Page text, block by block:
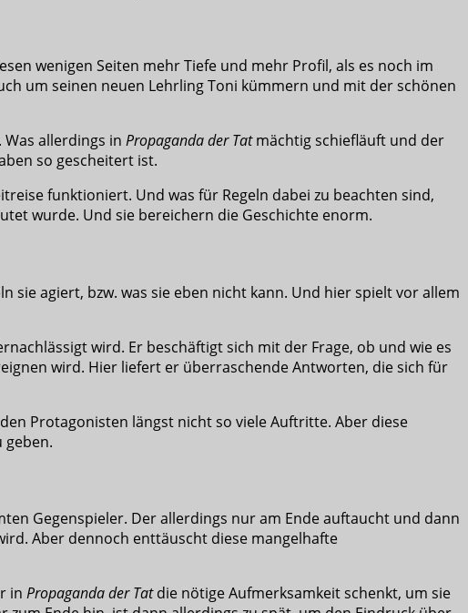
wenigen Seiten mehr Tiefe und mehr Profil, als es noch im
um seinen neuen Lehrling Toni kümmern und mit der schönen
allerdings in Propaganda der Tatmächtig schiefläuft und der
so gescheitert ist.
funktioniert. Und was für Regeln dabei zu beachten sind,
wurde. Und sie bereichern die Geschichte enorm.
agiert, bzw. was sie eben nicht kann. Und hier spielt vor allem
wird. Er beschäftigt sich mit der Frage, ob und wie es
wird. Hier liefert er überraschende Antworten, die sich für
Protagonisten längst nicht so viele Auftritte. Aber diese
geben.
Gegenspieler. Der allerdings nur am Ende auftaucht und dann
Aber dennoch enttäuscht diese mangelhafte
in Propaganda der Tatdie nötige Aufmerksamkeit schenkt, um sie